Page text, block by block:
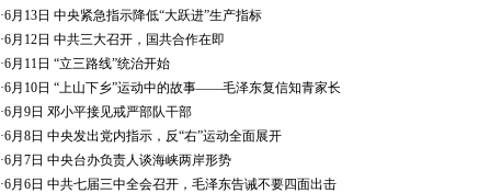
·6月13日 中央紧急指示降低“大跃进”生产指标
·6月12日 中共三大召开，国共合作在即
·6月11日 “立三路线”统治开始
·6月10日 “上山下乡”运动中的故事——毛泽东复信知青家长
·6月9日 邓小平接见戒严部队干部
·6月8日 中央发出党内指示，反“右”运动全面展开
·6月7日 中央台办负责人谈海峡两岸形势
·6月6日 中共七届三中全会召开，毛泽东告诫不要四面出击